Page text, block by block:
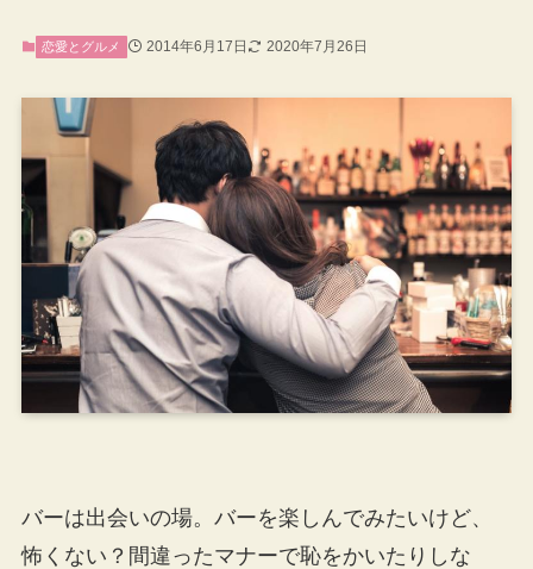
恋愛とグルメ 2014年6月17日 2020年7月26日
バーは出会いの場。バーを楽しんでみたいけど、
怖くない？間違ったマナーで恥をかいたりしな